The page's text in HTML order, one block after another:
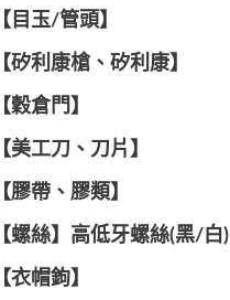
【目玉/管頭】
【矽利康槍、矽利康】
【穀倉門】
【美工刀、刀片】
【膠帶、膠類】
【螺絲】高低牙螺絲(黑/白)
【衣帽鉤】